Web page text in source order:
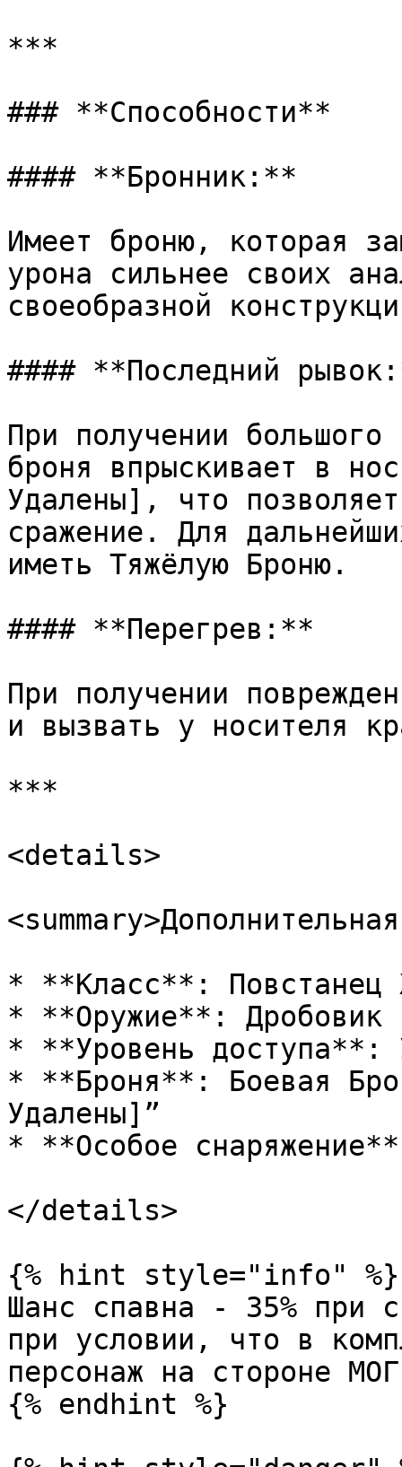
***
### **Способности**
#### **Бронник:**
Имеет броню, которая
урона сильнее своих
своеобразной
#### **Последний
При получении большого
броня впрыскивает в
Удалены], что
сражение. Для
иметь Тяжёлую Броню.
#### **Перегрев:**
При получении
и вызвать у носителя
***
<details>
* **Класс**: Повстанец
* **Оружие**: Дробовик
* **Уровень доступа**:
* **Броня**: Боевая
Удалены]”
* **Особое
</details>
{% hint style="info" %}
Шанс спавна - 35% при
при условии, что в
персонаж на стороне
{% endhint %}